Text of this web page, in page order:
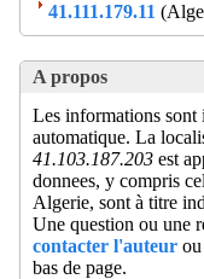
41.111.179.11
A propos
Les informations sont
automatique. La
41.103.187.203 est
donnees, y compris
Algerie, sont à titre
Une question ou une
contacter l'auteur
bas de page.